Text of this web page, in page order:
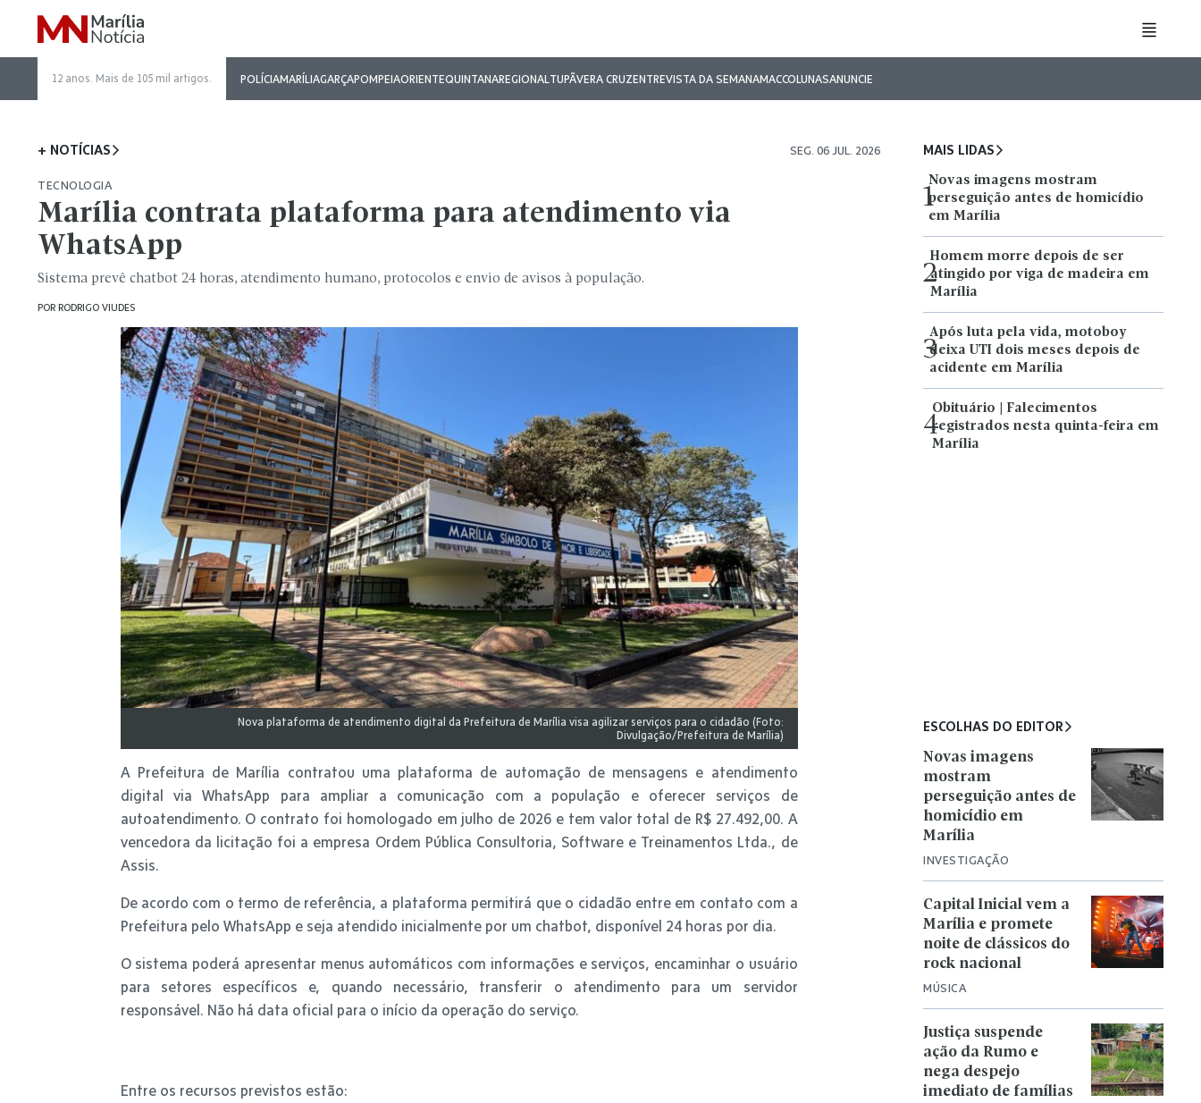
12 anos. Mais de 105 mil artigos. POLÍCIAMARÍLIAGARÇAPOMPEIAORIENTEQUINTANAREGIONALTUPÃVERA CRUZENTREVISTA DA SEMANAMACCOLUNASANUNCIE
+ NOTÍCIAS SEG. 06 JUL. 2026
TECNOLOGIA
Marília contrata plataforma para atendimento via
WhatsApp
Sistema prevê chatbot 24 horas, atendimento humano, protocolos e envio de avisos à população.
POR RODRIGO VIUDES
Nova plataforma de atendimento digital da Prefeitura de Marília visa agilizar serviços para o cidadão (Foto:
Divulgação/Prefeitura de Marília)
A Prefeitura de Marília contratou uma plataforma de automação de mensagens e atendimento
digital via WhatsApp para ampliar a comunicação com a população e oferecer serviços de
autoatendimento. O contrato foi homologado em julho de 2026 e tem valor total de R$ 27.492,00. A
vencedora da licitação foi a empresa Ordem Pública Consultoria, Software e Treinamentos Ltda., de
Assis.
De acordo com o termo de referência, a plataforma permitirá que o cidadão entre em contato com a
Prefeitura pelo WhatsApp e seja atendido inicialmente por um chatbot, disponível 24 horas por dia.
O sistema poderá apresentar menus automáticos com informações e serviços, encaminhar o usuário
para setores específicos e, quando necessário, transferir o atendimento para um servidor
responsável. Não há data oficial para o início da operação do serviço.
Entre os recursos previstos estão:
MAIS LIDAS
1
Novas imagens mostram
perseguição antes de homicídio
em Marília
2
Homem morre depois de ser
atingido por viga de madeira em
Marília
3
Após luta pela vida, motoboy
deixa UTI dois meses depois de
acidente em Marília
4
Obituário | Falecimentos
registrados nesta quinta-feira em
Marília
ESCOLHAS DO EDITOR
INVESTIGAÇÃO
Novas imagens
mostram
perseguição antes de
homicídio em
Marília
MÚSICA
Capital Inicial vem a
Marília e promete
noite de clássicos do
rock nacional
Justiça suspende
ação da Rumo e
nega despejo
imediato de famílias